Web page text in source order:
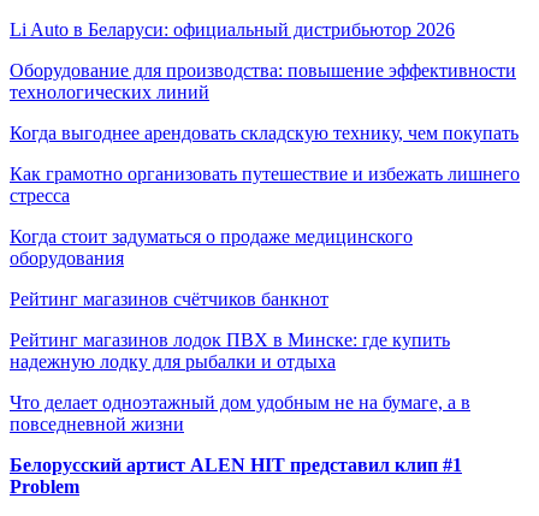
Li Auto в Беларуси: официальный дистрибьютор 2026
Оборудование для производства: повышение эффективности
технологических линий
Когда выгоднее арендовать складскую технику, чем покупать
Как грамотно организовать путешествие и избежать лишнего
стресса
Когда стоит задуматься о продаже медицинского
оборудования
Рейтинг магазинов счётчиков банкнот
Рейтинг магазинов лодок ПВХ в Минске: где купить
надежную лодку для рыбалки и отдыха
Что делает одноэтажный дом удобным не на бумаге, а в
повседневной жизни
Белорусский артист ALEN HIT представил клип #1
Problem